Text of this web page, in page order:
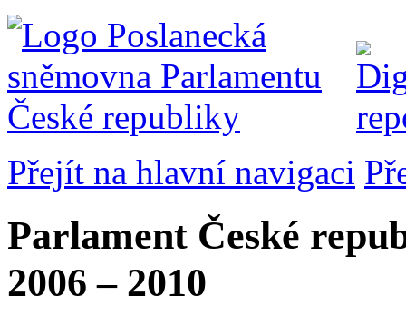
Přejít na hlavní navigaci
Parlament České
2006 – 2010